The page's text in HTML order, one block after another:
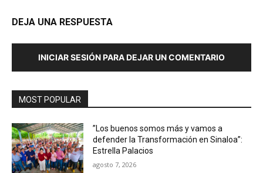
DEJA UNA RESPUESTA
INICIAR SESIÓN PARA DEJAR UN COMENTARIO
MOST POPULAR
”Los buenos somos más y vamos a
defender la Transformación en Sinaloa”:
Estrella Palacios
agosto 7, 2026